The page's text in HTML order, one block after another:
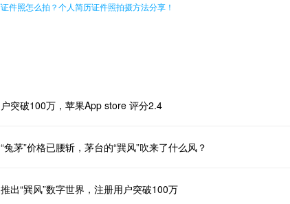
件照怎么拍？个人简历证件照拍摄方法分享！
突破100万，苹果App store 评分2.4
兔茅”价格已腰斩，茅台的“巽风”吹来了什么风？
出“巽风”数字世界，注册用户突破100万